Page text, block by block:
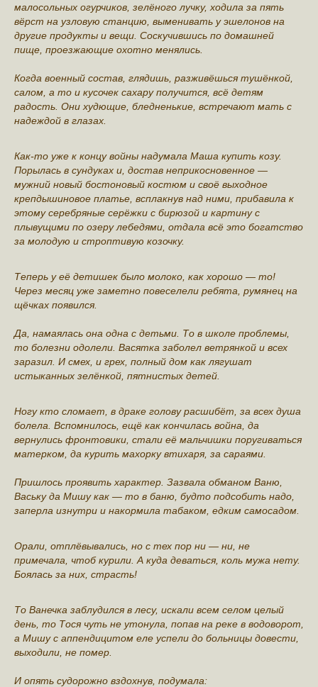
малосольных огурчиков, зелёного лучку, ходила за пять
вёрст на узловую станцию, выменивать у эшелонов на
другие продукты и вещи. Соскучившись по домашней
пище, проезжающие охотно менялись.
Когда военный состав, глядишь, разживёшься тушёнкой,
салом, а то и кусочек сахару получится, всё детям
радость. Они худющие, бледненькие, встречают мать с
надеждой в глазах.
Как-то уже к концу войны надумала Маша купить козу.
Порылась в сундуках и, достав неприкосновенное —
мужний новый бостоновый костюм и своё выходное
крепдышиновое платье, всплакнув над ними, прибавила к
этому серебряные серёжки с бирюзой и картину с
плывущими по озеру лебедями, отдала всё это богатство
за молодую и строптивую козочку.
Теперь у её детишек было молоко, как хорошо — то!
Через месяц уже заметно повеселели ребята, румянец на
щёчках появился.
Да, намаялась она одна с детьми. То в школе проблемы,
то болезни одолели. Васятка заболел ветрянкой и всех
заразил. И смех, и грех, полный дом как лягушат
истыканных зелёнкой, пятнистых детей.
Ногу кто сломает, в драке голову расшибёт, за всех душа
болела. Вспомнилось, ещё как кончилась война, да
вернулись фронтовики, стали её мальчишки поругиваться
матерком, да курить махорку втихаря, за сараями.
Пришлось проявить характер. Зазвала обманом Ваню,
Ваську да Мишу как — то в баню, будто подсобить надо,
заперла изнутри и накормила табаком, едким самосадом.
Орали, отплёвывались, но с тех пор ни — ни, не
примечала, чтоб курили. А куда деваться, коль мужа нету.
Боялась за них, страсть!
То Ванечка заблудился в лесу, искали всем селом целый
день, то Тося чуть не утонула, попав на реке в водоворот,
а Мишу с аппендицитом еле успели до больницы довести,
выходили, не помер.
И опять судорожно вздохнув, подумала: